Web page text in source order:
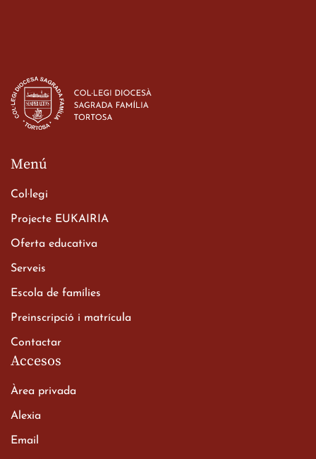
d’ESO-BSD a Irlanda
23 de març de 2026
Xerrada del Sr. Bisbe als
Batxillerat
Menú
Col·legi
Projecte EUKAIRIA
Oferta educativa
Serveis
Escola de famílies
Preinscripció i matrícula
Contactar
Accesos
Àrea privada
Alexia
Email